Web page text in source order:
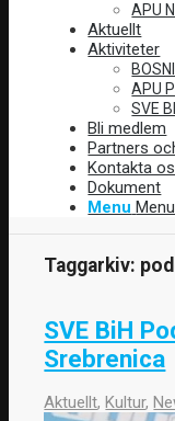
APU
Aktuellt
Aktiviteter
APU
SVE
Bli medlem
Partners
Kontakta
Dokument
Menu Menu
Taggarkiv:
SVE BiH
Srebrenica
Aktuellt, Kultur,